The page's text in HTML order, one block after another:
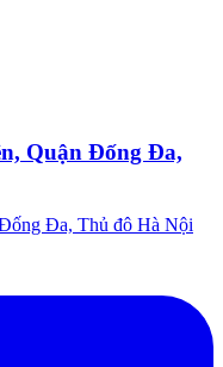
Quận Đống Đa,
Đa, Thủ đô Hà Nội